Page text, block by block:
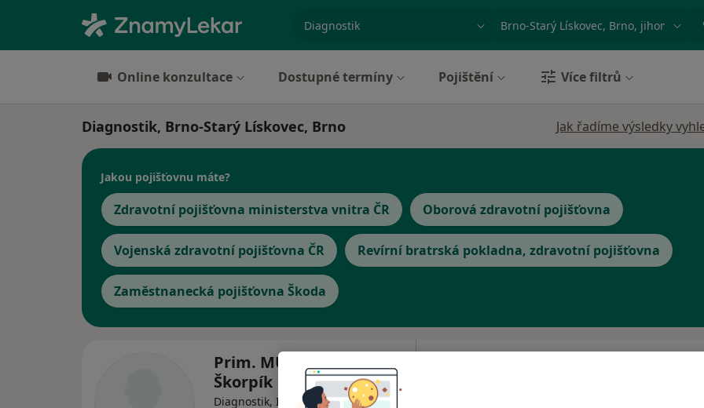
Město nebo region
Online konzultace Dostupné termíny Pojištění Více filtrů
Diagnostik, Brno-Starý Lískovec, Brno Jak řadíme výsledky
Jakou pojišťovnu máte?
Zdravotní pojišťovna ministerstva vnitra ČR Oborová zdravotní pojišťovna
Vojenská zdravotní pojišťovna ČR Revírní bratrská pokladna, zdravotní pojišťovna
Zaměstnanecká pojišťovna Škoda
Prim. MUDr. Milan
Škorpík
Diagnostik, Internista